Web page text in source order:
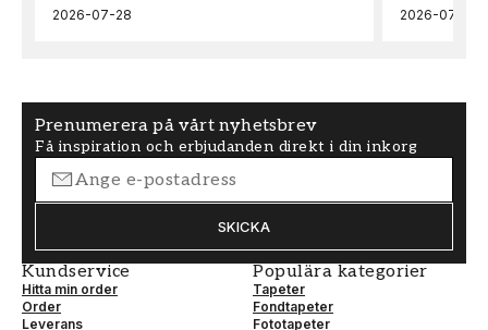
2026-07-28 2026-07-22
Prenumerera på vårt nyhetsbrev
Få inspiration och erbjudanden direkt i din inkorg
SKICKA
Kundservice
Hitta min order
Order
Leverans
Populära kategorier
Tapeter
Fondtapeter
Fototapeter